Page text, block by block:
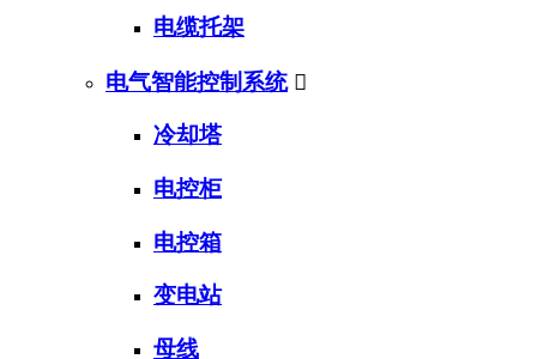
电缆托架
电气智能控制系统 
冷却塔
电控柜
电控箱
变电站
母线